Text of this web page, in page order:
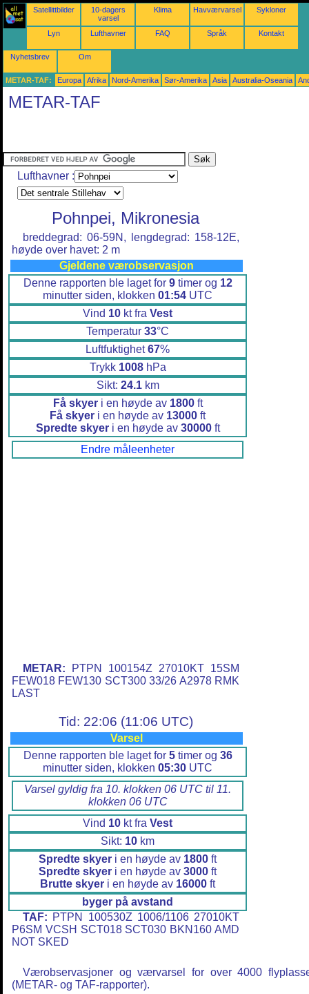
Satellittbilder
10-dagers
varsel
Klima Havværvarsel Sykloner
Lyn Lufthavner FAQ Språk Kontakt
Nyhetsbrev Om
METAR-TAF: Europa Afrika Nord-Amerika Sør-Amerika Asia Australia-Oseania
METAR-TAF
Lufthavner :
Pohnpei, Mikronesia
breddegrad: 06-59N, lengdegrad: 158-12E,
høyde over havet: 2 m
Gjeldene værobservasjon
Denne rapporten ble laget for 9timer og 12
minutter siden, klokken 01:54 UTC
Vind 10 kt fra Vest
Temperatur 33°C
Luftfuktighet67%
Trykk 1008hPa
Sikt: 24.1km
Få skyeri en høyde av 1800ft
Få skyer i en høyde av 13000 ft
Spredte skyeri en høyde av 30000ft
Endre måleenheter
METAR: PTPN 100154Z 27010KT 15SM
FEW018 FEW130 SCT300 33/26 A2978 RMK
LAST
Tid: 22:06 (11:06 UTC)
Varsel
Denne rapporten ble laget for 5timer og 36
minutter siden, klokken 05:30 UTC
Varsel gyldig fra 10. klokken 06 UTC til 11.
klokken 06 UTC
Vind 10 kt fra Vest
Sikt: 10 km
Spredte skyer i en høyde av 1800 ft
Spredte skyer i en høyde av 3000 ft
Brutte skyer i en høyde av 16000 ft
byger på avstand
TAF: PTPN 100530Z 1006/1106 27010KT
P6SM VCSH SCT018 SCT030 BKN160 AMD
NOT SKED
Værobservasjoner og værvarsel for over 4000
(METAR- og TAF-rapporter).